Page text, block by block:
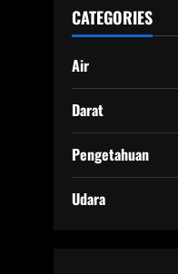
CATEGORIES
Air
Darat
Pengetahuan
Udara